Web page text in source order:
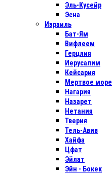
Эль-Кусейр
Эсна
Израиль
Бат-Ям
Вифлеем
Герцлия
Иерусалим
Кейсария
Мертвое море
Нагария
Назарет
Нетания
Тверия
Тель-Авив
Хайфа
Цфат
Эйлат
Эйн - Бокек